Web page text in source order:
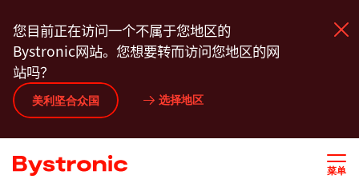
转
要
容
您目前正在访问一个不属于您地区的
Bystronic网站。您想要转而访问您地区的网
站吗？
美利坚合众国 选择地区
菜单
产品中心
服务